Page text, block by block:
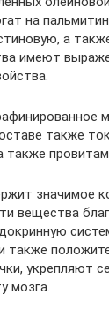
на
а
имеют
также
также
значимое
вещества
также
укрепляют
мозга.